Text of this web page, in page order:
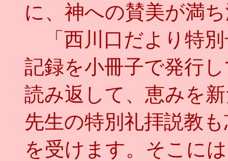
に、神への賛美が満
「西川口だより特別
記録を小冊子で発行
読み返して、恵みを
先生の特別礼拝説教
を受けます。そこに